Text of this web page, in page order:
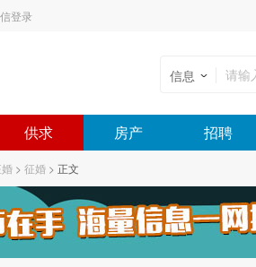
登录
信息
供求 房产 招聘
> 征婚 > 正文